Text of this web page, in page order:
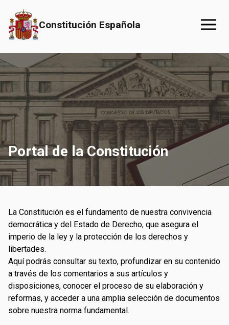
Saltar al contenido principal
Constitución Española
Portal de la Constitución
La Constitución es el fundamento de nuestra convivencia
democrática y del Estado de Derecho, que asegura el
imperio de la ley y la protección de los derechos y
libertades.
Aquí podrás consultar su texto, profundizar en su contenido
a través de los comentarios a sus artículos y
disposiciones, conocer el proceso de su elaboración y
reformas, y acceder a una amplia selección de documentos
sobre nuestra norma fundamental.